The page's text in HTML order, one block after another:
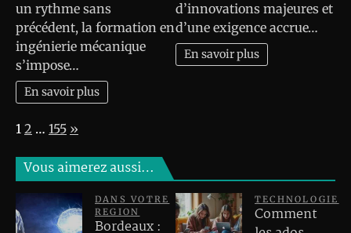
un rythme sans
précédent, la formation en
ingénierie mécanique
s’impose…
En savoir plus
d’innovations majeures et
d’une exigence accrue…
En savoir plus
Page:
1 2 … 155 Next
»
Vous aimerez aussi…
DANS VOTRE
REGION
Bordeaux :
TECHNOLOGIE
Comment